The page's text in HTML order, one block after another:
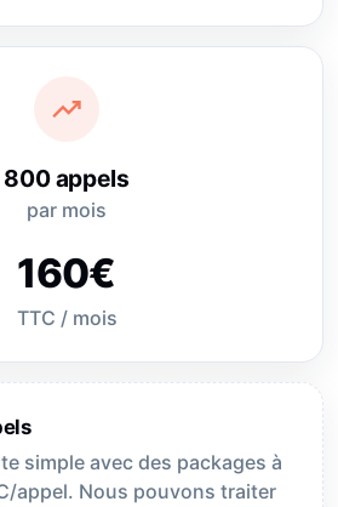
trending_up
800 appels
par mois
160€
TTC / mois
simple avec des packages à
appel. Nous pouvons traiter